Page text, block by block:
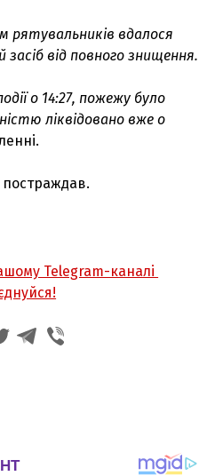
рятувальників вдалося
від повного знищення.
о 14:27, пожежу було
ліквідовано вже о
постраждав.
Telegram-каналі